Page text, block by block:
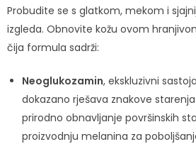
Probudite se s glatkom, mekom i
izgleda. Obnovite kožu ovom
čija formula sadrži:
Neoglukozamin, ekskluzivni
dokazano rješava znakove
prirodno obnavljanje površinskih
proizvodnju melanina za